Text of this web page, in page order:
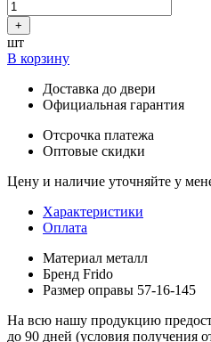
+
шт
В корзину
Доставка до двери
Официальная гарантия
Отсрочка платежа
Оптовые скидки
Цену и наличие уточняйте у
Характеристики
Оплата
Материал металл
Бренд Frido
Размер оправы 57-16-145
На всю нашу продукцию
до 90 дней (условия получения